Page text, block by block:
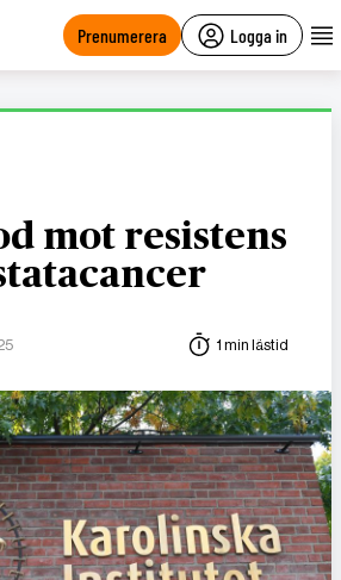
Prenumerera Logga in
mot resistens
1 min lästid